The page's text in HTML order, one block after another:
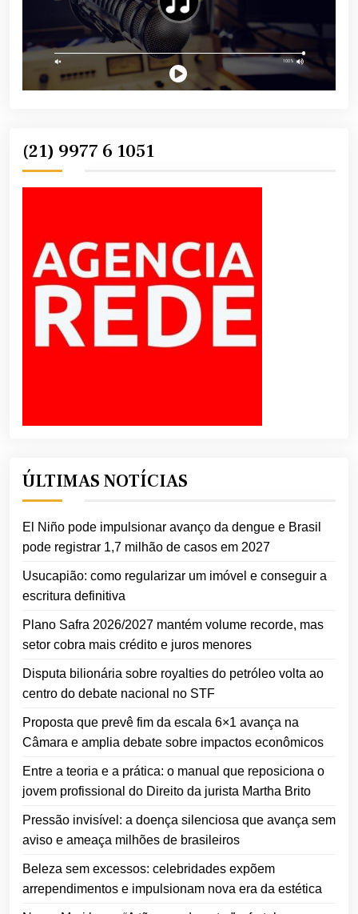
(21) 9977 6 1051
ÚLTIMAS NOTÍCIAS
El Niño pode impulsionar avanço da dengue e Brasil
pode registrar 1,7 milhão de casos em 2027
Usucapião: como regularizar um imóvel e conseguir a
escritura definitiva
Plano Safra 2026/2027 mantém volume recorde, mas
setor cobra mais crédito e juros menores
Disputa bilionária sobre royalties do petróleo volta ao
centro do debate nacional no STF
Proposta que prevê fim da escala 6×1 avança na
Câmara e amplia debate sobre impactos econômicos
Entre a teoria e a prática: o manual que reposiciona o
jovem profissional do Direito da jurista Martha Brito
Pressão invisível: a doença silenciosa que avança sem
aviso e ameaça milhões de brasileiros
Beleza sem excessos: celebridades expõem
arrependimentos e impulsionam nova era da estética